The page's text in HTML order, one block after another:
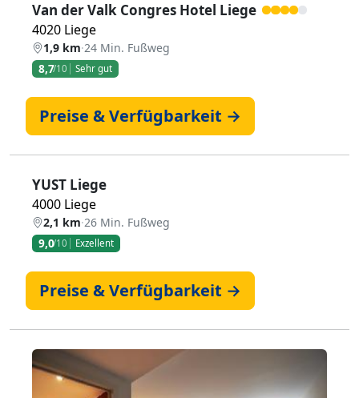
Van der Valk Congres Hotel Liege
4020 Liege
1,9 km·24 Min. Fußweg
8,7/10 Sehr gut
Preise & Verfügbarkeit →
YUST Liege
4000 Liege
2,1 km·26 Min. Fußweg
9,0/10 Exzellent
Preise & Verfügbarkeit →